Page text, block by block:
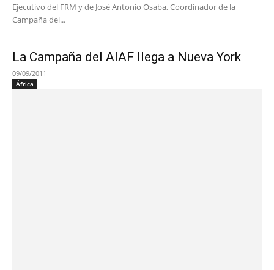
Ejecutivo del FRM y de José Antonio Osaba, Coordinador de la
Campaña del...
La Campaña del AIAF llega a Nueva York
09/09/2011
África